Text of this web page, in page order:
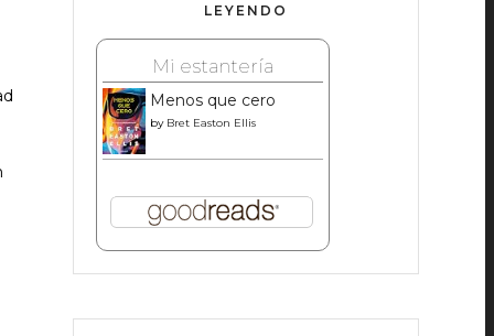
LEYENDO
Mi estantería
Menos que cero
by Bret Easton Ellis